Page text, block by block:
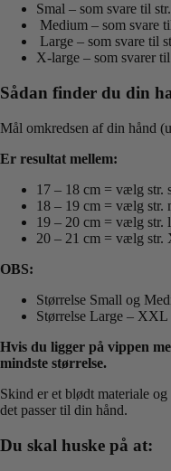
Smal – som svare til
Medium – som svare
Large – som svare til
X-large – som svarer
Sådan finder du din
Mål omkredsen af din hånd
Er resultat mellem:
17 – 18 cm = vælg str.
18 – 19 cm = vælg str.
19 – 20 cm = vælg str.
20 – 21 cm = vælg str.
OBS:
Størrelse Small og
Størrelse Large – XXL
Hvis du ligger på vippen
mindste størrelse.
Skind er et blødt materiale
det passer til din hånd.
Du skal huske på at: